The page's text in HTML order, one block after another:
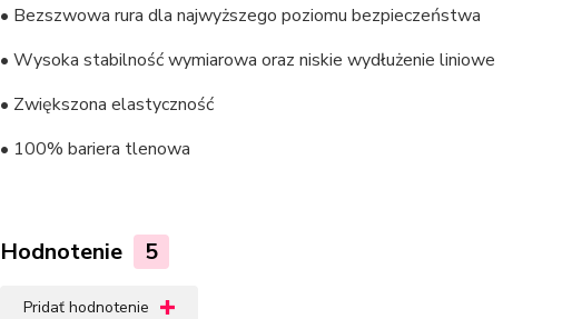
• Bezszwowa rura dla najwyższego poziomu bezpieczeństwa
• Wysoka stabilność wymiarowa oraz niskie wydłużenie liniowe
• Zwiększona elastyczność
• 100% bariera tlenowa
Hodnotenie 5
Pridať hodnotenie